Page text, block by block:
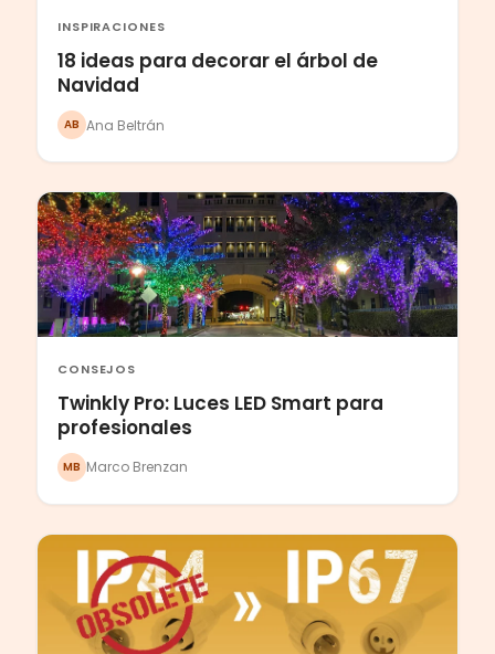
INSPIRACIONES
18 ideas para decorar el árbol de
Navidad
AB Ana Beltrán
CONSEJOS
Twinkly Pro: Luces LED Smart para
profesionales
MB Marco Brenzan